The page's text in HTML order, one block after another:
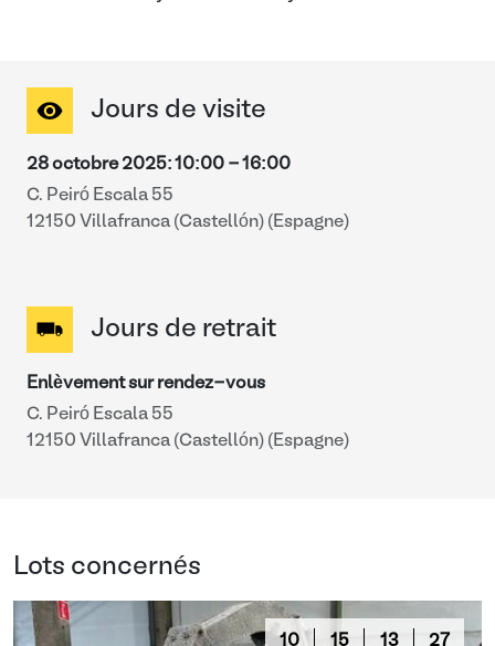
Jours de visite
28 octobre 2025: 10:00 - 16:00
C. Peiró Escala 55
12150 Villafranca (Castellón) (Espagne)
Jours de retrait
Enlèvement sur rendez-vous
C. Peiró Escala 55
12150 Villafranca (Castellón) (Espagne)
Lots concernés
10 15 13 26